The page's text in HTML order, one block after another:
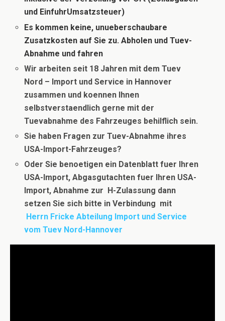
und EinfuhrUmsatzsteuer)
Es kommen keine, unueberschaubare
Zusatzkosten auf Sie zu. Abholen und Tuev-
Abnahme und fahren
Wir arbeiten seit 18 Jahren mit dem Tuev
Nord – Import und Service in Hannover
zusammen und koennen Ihnen
selbstverstaendlich gerne mit der
Tuevabnahme des Fahrzeuges behilflich sein.
Sie haben Fragen zur Tuev-Abnahme ihres
USA-Import-Fahrzeuges?
Oder Sie benoetigen ein Datenblatt fuer Ihren
USA-Import, Abgasgutachten fuer Ihren USA-
Import, Abnahme zur H-Zulassung dann
setzen Sie sich bitte in Verbindung mit
Herrn Fricke Abteilung Import und Service
vom Tuev Nord-Hannover